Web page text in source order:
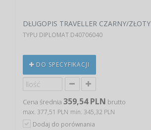
DŁUGOPIS TRAVELLER CZARNY/ZŁOTY
TYPU DIPLOMAT D40706040
DO SPECYFIKACJI
Cena średnia 359,54 PLN brutto
max. 377,51 PLN min. 345,32 PLN
Dodaj do porównania